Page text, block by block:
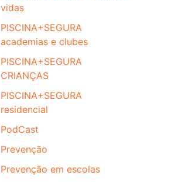
vidas
PISCINA+SEGURA
academias e clubes
PISCINA+SEGURA
CRIANÇAS
PISCINA+SEGURA
residencial
PodCast
Prevenção
Prevenção em escolas